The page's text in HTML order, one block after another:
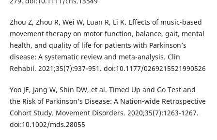
Zhou Z, Zhou R, Wei W, Luan R, Li K. Effects of music-based
movement therapy on motor function, balance, gait, mental
health, and quality of life for patients with Parkinson’s
disease: A systematic review and meta-analysis. Clin
Rehabil. 2021;35(7):937-951. doi:10.1177/0269215521990526
Yoo JE, Jang W, Shin DW, et al. Timed Up and Go Test and
the Risk of Parkinson’s Disease: A Nation‐wide Retrospective
Cohort Study. Movement Disorders. 2020;35(7):1263-1267.
doi:10.1002/mds.28055